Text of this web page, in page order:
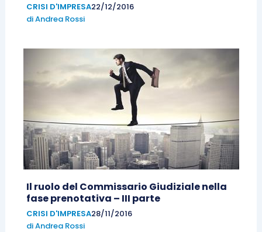
CRISI D'IMPRESA22/12/2016
diAndrea Rossi
Il ruolo del Commissario Giudiziale nella
fase prenotativa – III parte
CRISI D'IMPRESA28/11/2016
diAndrea Rossi